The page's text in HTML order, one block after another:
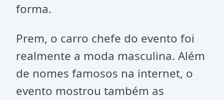
forma.
Prem, o carro chefe do evento foi
realmente a moda masculina. Além
de nomes famosos na internet, o
evento mostrou também as